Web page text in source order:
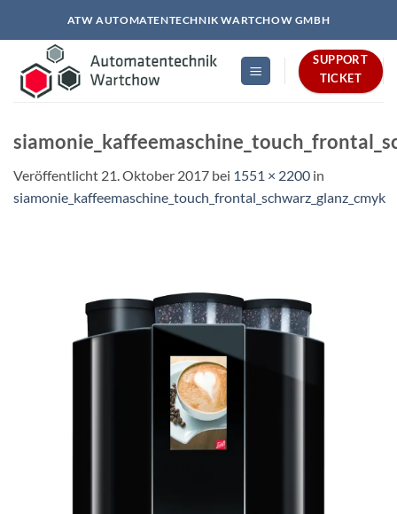
springen
ATW AUTOMATENTECHNIK WARTCHOW GMBH
SUPPORT
TICKET
Veröffentlicht 21. Oktober 2017 bei 1551 × 2200 in
siamonie_kaffeemaschine_touch_frontal_schwarz_glanz_cmyk